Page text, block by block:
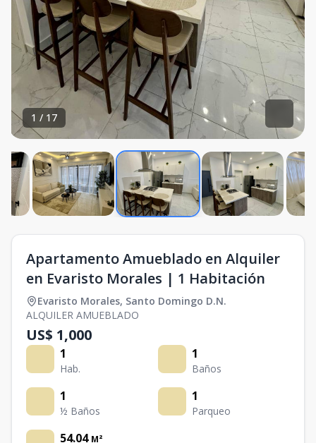
1 / 17
Apartamento Amueblado en Alquiler
en Evaristo Morales | 1 Habitación
Evaristo Morales, Santo Domingo D.N.
ALQUILER AMUEBLADO
US$ 1,000
1
Hab.
1
Baños
1
½ Baños
1
Parqueo
54.04 M²